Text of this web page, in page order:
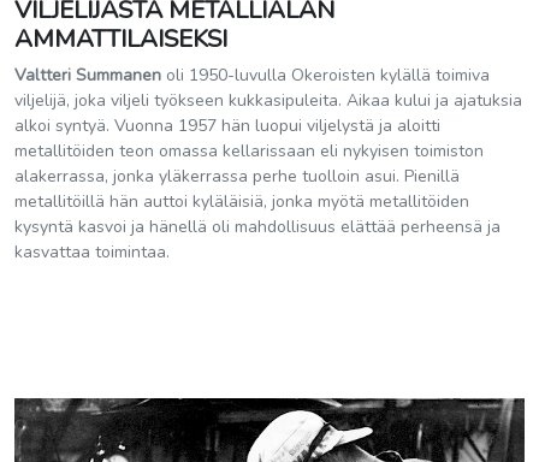
VILJELIJÄSTÄ METALLIALAN
AMMATTILAISEKSI
Valtteri Summanen oli 1950-luvulla Okeroisten kylällä toimiva
viljelijä, joka viljeli työkseen kukkasipuleita. Aikaa kului ja ajatuksia
alkoi syntyä. Vuonna 1957 hän luopui viljelystä ja aloitti
metallitöiden teon omassa kellarissaan eli nykyisen toimiston
alakerrassa, jonka yläkerrassa perhe tuolloin asui. Pienillä
metallitöillä hän auttoi kyläläisiä, jonka myötä metallitöiden
kysyntä kasvoi ja hänellä oli mahdollisuus elättää perheensä ja
kasvattaa toimintaa.